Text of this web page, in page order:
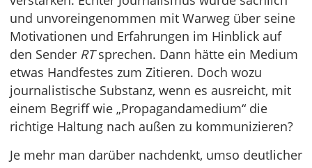
und unvoreingenommen mit Warweg über seine
Motivationen und Erfahrungen im Hinblick auf
den Sender RTsprechen. Dann hätte ein Medium
etwas Handfestes zum Zitieren. Doch wozu
journalistische Substanz, wenn es ausreicht, mit
einem Begriff wie „Propagandamedium“ die
richtige Haltung nach außen zu kommunizieren?
Je mehr man darüber nachdenkt, umso deutlicher